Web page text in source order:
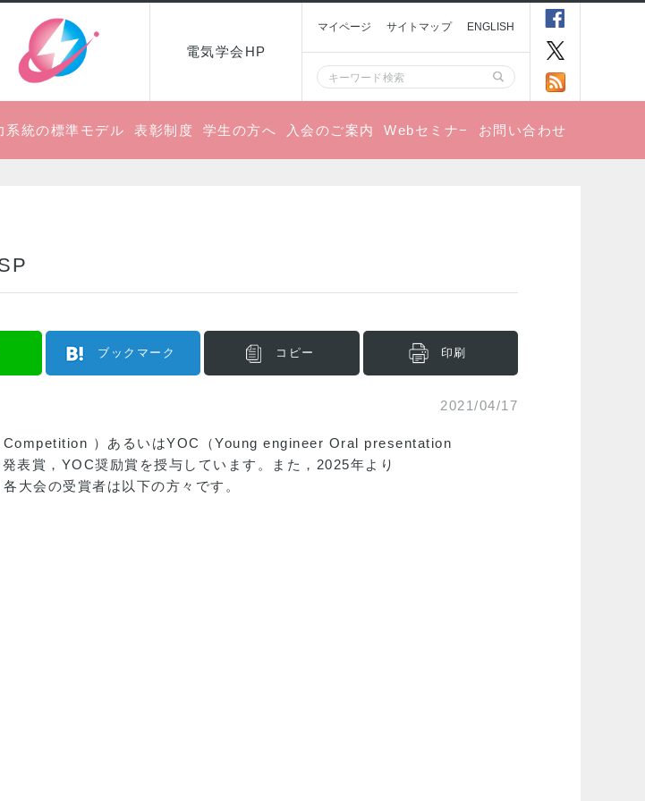
電気学会HP
マイページ サイトマップ ENGLISH
系統の標準モデル 表彰制度 学生の方へ 入会のご案内 Webセミナ− お問い合わせ
ブックマーク コピー 印刷
2021/04/17
）あるいはYOC（Young engineer Oral presentation
表賞，YOC奨励賞を授与しています。また，2025年より
会の受賞者は以下の方々です。